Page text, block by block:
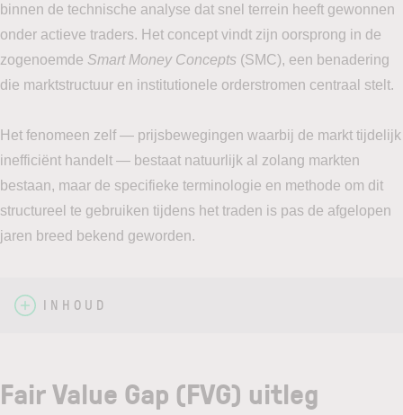
binnen de technische analyse dat snel terrein heeft gewonnen
onder actieve traders. Het concept vindt zijn oorsprong in de
zogenoemde Smart Money Concepts (SMC), een benadering
die marktstructuur en institutionele orderstromen centraal stelt.
Het fenomeen zelf — prijsbewegingen waarbij de markt tijdelijk
inefficiënt handelt — bestaat natuurlijk al zolang markten
bestaan, maar de specifieke terminologie en methode om dit
structureel te gebruiken tijdens het traden is pas de afgelopen
jaren breed bekend geworden.
INHOUD
Fair Value Gap (FVG) uitleg